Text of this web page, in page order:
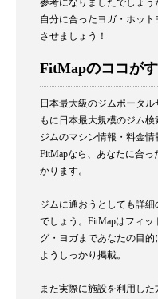
参考になりましたでしょう
自分に合ったヨガ・ホッ
させましょう！
FitMapのココがす
日本最大級のジムポータ
もに日本最大規模のジム
ジムのマシン情報・料金情
FitMapなら、あなたに合
かります。
ジムに通おうとしても詳
でしょう。FitMapはフィ
グ・ヨガまであなたの目
ようしっかり掲載。
また実際に施設を利用し